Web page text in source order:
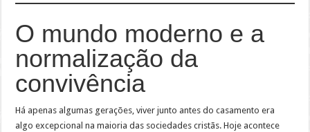
O mundo moderno e a
normalização da
convivência
Há apenas algumas gerações, viver junto antes do casamento era
algo excepcional na maioria das sociedades cristãs. Hoje acontece